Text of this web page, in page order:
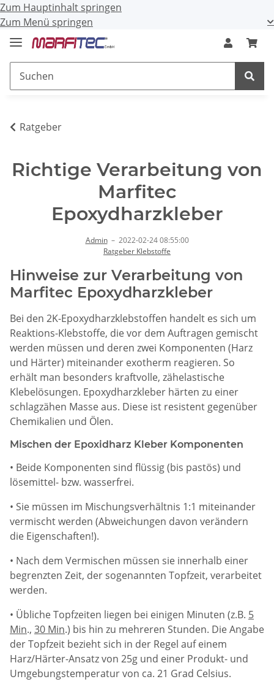
Zum Hauptinhalt springen
Zum Menü springen
Ratgeber
Richtige Verarbeitung von
Marfitec
Epoxydharzkleber
Admin– 2022-02-24 08:55:00
Ratgeber Klebstoffe
Hinweise zur Verarbeitung von
Marfitec Epoxydharzkleber
Bei den 2K-Epoxydharzklebstoffen handelt es sich um
Reaktions-Klebstoffe, die vor dem Auftragen gemischt
werden müssen und deren zwei Komponenten (Harz
und Härter) miteinander exotherm reagieren. So
erhält man besonders kraftvolle, zähelastische
Klebelösungen. Epoxydharzkleber härten zu einer
schlagzähen Masse aus. Diese ist resistent gegenüber
Chemikalien und Ölen.
Mischen der Epoxidharz Kleber Komponenten
• Beide Komponenten sind flüssig (bis pastös) und
lösemittel- bzw. wasserfrei.
• Sie müssen im Mischungsverhältnis 1:1 miteinander
vermischt werden (Abweichungen davon verändern
die Eigenschaften!).
• Nach dem Vermischen müssen sie innerhalb einer
begrenzten Zeit, der sogenannten Topfzeit, verarbeitet
werden.
• Übliche Topfzeiten liegen bei einigen Minuten (z.B. 5
Min., 30 Min.) bis hin zu mehreren Stunden. Die Angabe
der Topfzeit bezieht sich in der Regel auf einem
Harz/Härter-Ansatz von 25g und einer Produkt- und
Umgebungstemperatur von ca. 21 Grad Celsius.